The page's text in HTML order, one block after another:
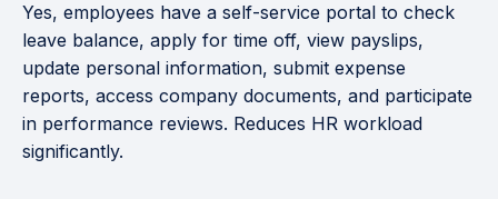
Yes, employees have a self-service portal to check
leave balance, apply for time off, view payslips,
update personal information, submit expense
reports, access company documents, and participate
in performance reviews. Reduces HR workload
significantly.